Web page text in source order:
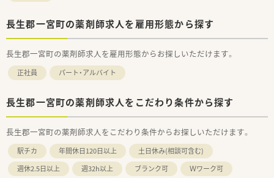
長生郡一宮町の薬剤師求人を雇用形態から探す
長生郡一宮町の薬剤師求人を雇用形態からお探しいただけます。
正社員 パート・アルバイト
長生郡一宮町の薬剤師求人をこだわり条件から探す
長生郡一宮町の薬剤師求人をこだわり条件からお探しいただけます。
駅チカ 年間休日120日以上
土日休み(相談可含む)
週休2.5日以上
週32h以上 ブランク可
Ｗワーク可